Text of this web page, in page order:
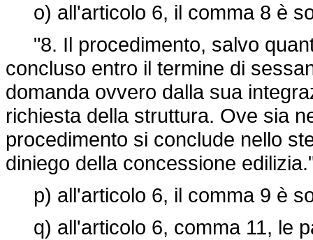
o) all'articolo 6, il comma 8 è
"8. Il procedimento, salvo
concluso entro il termine di
domanda ovvero dalla sua
richiesta della struttura. Ove sia
procedimento si conclude nello
diniego della concessione
p) all'articolo 6, il comma 9 è
q) all'articolo 6, comma 11, le